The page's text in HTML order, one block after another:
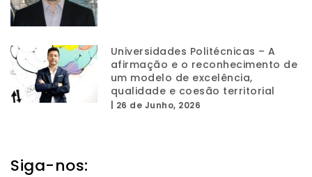
Universidades Politécnicas – A
afirmação e o reconhecimento de
um modelo de excelência,
qualidade e coesão territorial
26 de Junho, 2026
Siga-nos: